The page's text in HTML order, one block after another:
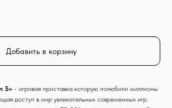
Добавить в корзину
5» - игровая приставка которую полюбили миллионы
доступ в мир увлекательных современных игр